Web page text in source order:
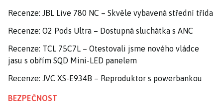
Recenze: JBL Live 780 NC – Skvěle vybavená střední třída
Recenze: O2 Pods Ultra – Dostupná sluchátka s ANC
Recenze: TCL 75C7L – Otestovali jsme nového vládce
jasu s obřím SQD Mini-LED panelem
Recenze: JVC XS-E934B – Reproduktor s powerbankou
BEZPEČNOST